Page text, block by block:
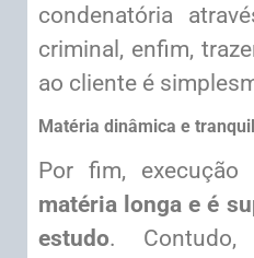
condenatória
criminal, enfim,
ao cliente é
Matéria dinâmica e
Por fim, execução
matéria longa e é
estudo. Contudo,